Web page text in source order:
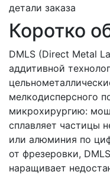
детали заказа
Коротко
DMLS (Direct Metal
аддитивной
мелкодисперсного
микрохирургию:
сплавляет частицы
или алюминия по
от фрезеровки,
наращивает